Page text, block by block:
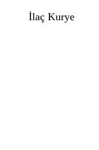
İlaç Kurye